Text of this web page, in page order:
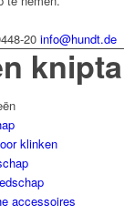
20 info@hundt.de
klinken
accessoires